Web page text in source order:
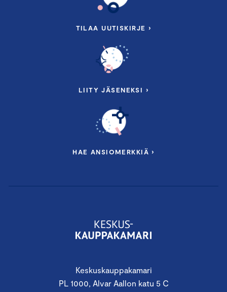
Keskuskauppakamari
PL 1000, Alvar Aallon katu 5 C
TILAA UUTISKIRJE ›
LIITY JÄSENEKSI ›
HAE ANSIOMERKKIÄ ›